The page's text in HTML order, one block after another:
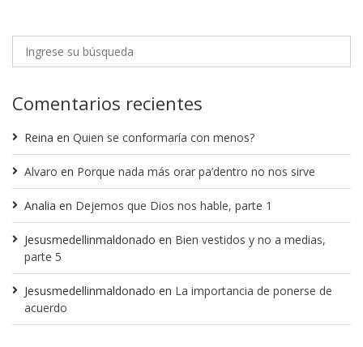
Comentarios recientes
Reina en Quien se conformaría con menos?
Alvaro en Porque nada más orar pa’dentro no nos sirve
Analia en Dejemos que Dios nos hable, parte 1
Jesusmedellinmaldonado en Bien vestidos y no a medias,
parte 5
Jesusmedellinmaldonado en La importancia de ponerse de
acuerdo